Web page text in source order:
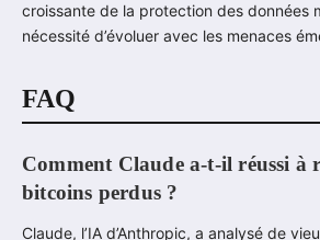
croissante de la protection des données
nécessité d’évoluer avec les menaces
FAQ
Comment Claude a-t-il réussi à
bitcoins perdus ?
Claude, l’IA d’Anthropic, a analysé de